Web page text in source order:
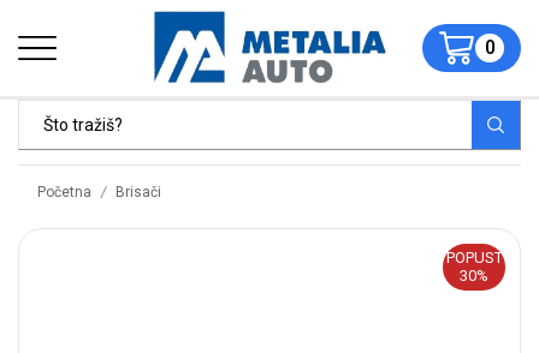
0
Početna / Brisači
POPUST
30%